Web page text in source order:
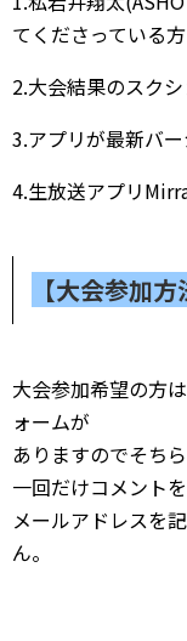
てくださっている方
2.大会結果のスク
3.アプリが最新バ
4.生放送アプリ
【大会参加方
大会参加希望の方
ォームが
ありますのでそち
一回だけコメント
メールアドレスを
ん。